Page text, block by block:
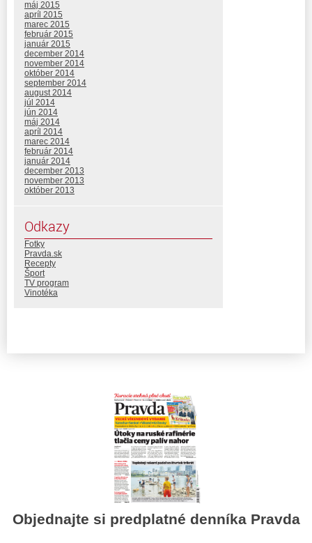
máj 2015
apríl 2015
marec 2015
február 2015
január 2015
december 2014
november 2014
október 2014
september 2014
august 2014
júl 2014
jún 2014
máj 2014
apríl 2014
marec 2014
február 2014
január 2014
december 2013
november 2013
október 2013
Odkazy
Fotky
Pravda.sk
Recepty
Šport
TV program
Vinotéka
Objednajte si predplatné denníka Pravda